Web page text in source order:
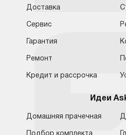
Доставка
Сервис
Гарантия
Ремонт
Кредит и рассрочка
Идеи
Домашняя прачечная